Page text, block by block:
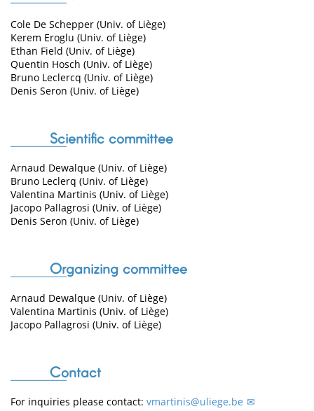
Cole De Schepper (Univ. of Liège)
Kerem Eroglu (Univ. of Liège)
Ethan Field (Univ. of Liège)
Quentin Hosch (Univ. of Liège)
Bruno Leclercq (Univ. of Liège)
Denis Seron (Univ. of Liège)
Scientific committee
Arnaud Dewalque (Univ. of Liège)
Bruno Leclerq (Univ. of Liège)
Valentina Martinis (Univ. of Liège)
Jacopo Pallagrosi (Univ. of Liège)
Denis Seron (Univ. of Liège)
Organizing committee
Arnaud Dewalque (Univ. of Liège)
Valentina Martinis (Univ. of Liège)
Jacopo Pallagrosi (Univ. of Liège)
Contact
For inquiries please contact: vmartinis@uliege.be